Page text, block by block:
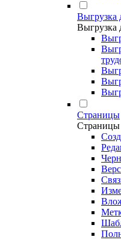
Выгрузка
Выгрузка
Страницы
Страницы